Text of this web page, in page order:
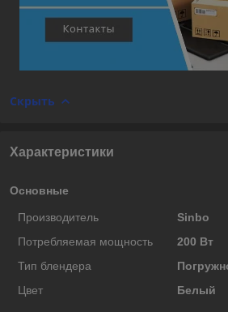
Скрыть
Характеристики
Основные
Производитель
Sinbo
Потребляемая мощность
200 Вт
Тип блендера
Цвет
Белый